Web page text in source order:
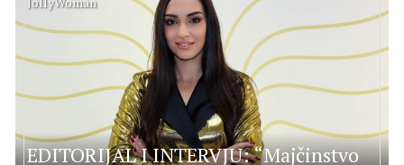
EDITORIJAL I INTERVJU: “Majčinstvo